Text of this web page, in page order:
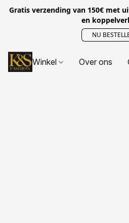
Gratis verzending van 150€ met
en
NU
Winkel Over ons